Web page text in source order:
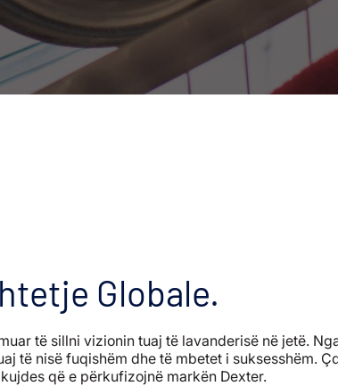
Globale.
të sillni vizionin tuaj të lavanderisë në jetë.
të nisë fuqishëm dhe të mbetet i suksesshëm.
që e përkufizojnë markën Dexter.